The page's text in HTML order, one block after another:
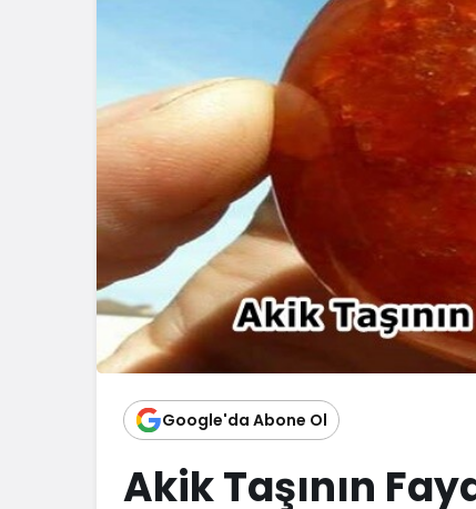
Google'da Abone Ol
Akik Taşının